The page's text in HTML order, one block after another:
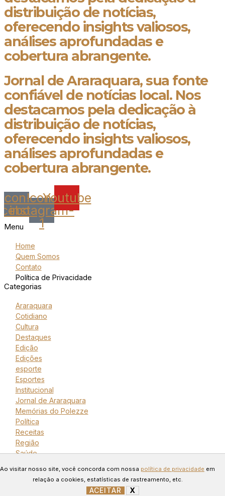
distribuição de notícias,
oferecendo insights valiosos,
análises aprofundadas e
cobertura abrangente.
Jornal de Araraquara, sua fonte
confiável de notícias local. Nos
destacamos pela dedicação à
distribuição de notícias,
oferecendo insights valiosos,
análises aprofundadas e
cobertura abrangente.
Icon-Icon-
instagram-
1
Youtube
Menu
Home
Quem Somos
Contato
Política de Privacidade
Categorias
Araraquara
Cotidiano
Cultura
Destaques
Edição
Edições
esporte
Esportes
Institucional
Jornal de Araraquara
Memórias do Polezze
Política
Receitas
Região
Saúde
Copyright © 2024 Todos os
direitos reservados. Desenvolvido
Ao visitar nosso site, você concorda com nossa política de privacidade em
relação a cookies, estatísticas de rastreamento, etc.
ACEITAR X
GERENCIAR COOKIES